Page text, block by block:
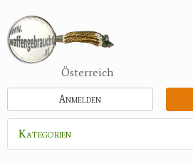
zum
Inhalt
Österreich
Anmelden
Kategorien